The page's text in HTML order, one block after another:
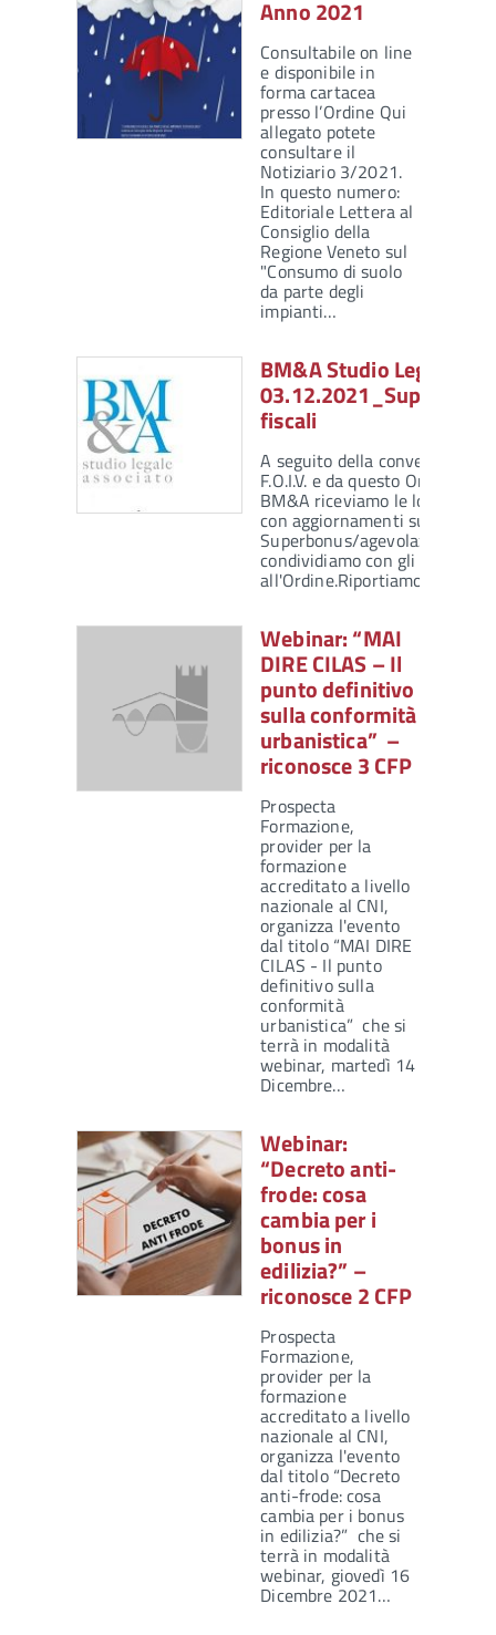
Anno 2021
Consultabile on line
e disponibile in
forma cartacea
presso l’Ordine Qui
allegato potete
consultare il
Notiziario 3/2021.
In questo numero:
Editoriale Lettera al
Consiglio della
Regione Veneto sul
"Consumo di suolo
da parte degli
impianti…
BM&A Studio Legale –
fiscali
A seguito della convenzione
F.O.I.V. e da questo Ordine
BM&A riceviamo le loro
con aggiornamenti sul tema
Superbonus/agevolazioni
condividiamo con gli iscritti
all'Ordine.Riportiamo qui di…
Webinar: “MAI
DIRE CILAS – Il
punto definitivo
sulla conformità
urbanistica” –
riconosce 3 CFP
Prospecta
Formazione,
provider per la
formazione
accreditato a livello
nazionale al CNI,
organizza l'evento
dal titolo “MAI DIRE
CILAS - Il punto
definitivo sulla
conformità
urbanistica” che si
terrà in modalità
webinar, martedì 14
Dicembre…
Webinar:
“Decreto anti-
frode: cosa
cambia per i
bonus in
edilizia?” –
riconosce 2 CFP
Prospecta
Formazione,
provider per la
formazione
accreditato a livello
nazionale al CNI,
organizza l'evento
dal titolo “Decreto
anti-frode: cosa
cambia per i bonus
in edilizia?” che si
terrà in modalità
webinar, giovedì 16
Dicembre 2021…